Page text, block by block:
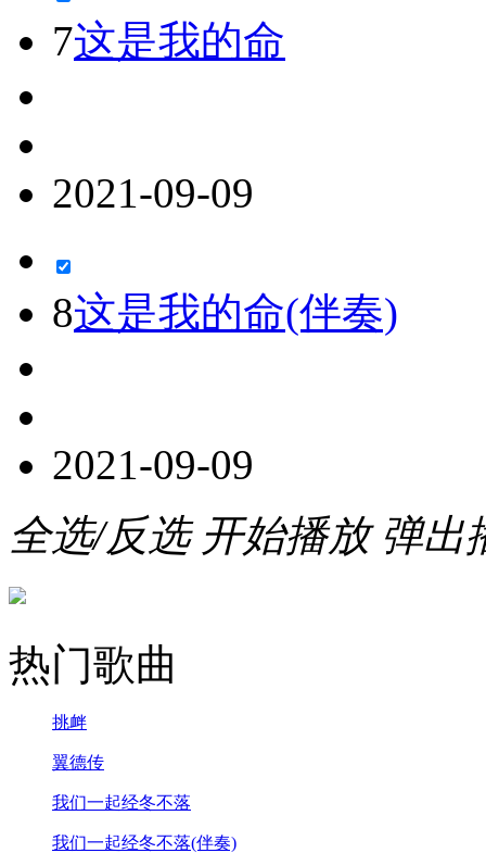
7这是我的命
2021-09-09
8这是我的命(伴奏)
2021-09-09
全选/反选 开始播放 弹出
热门歌曲
挑衅
翼德传
我们一起经冬不落
我们一起经冬不落(伴奏)